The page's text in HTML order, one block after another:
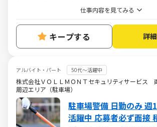
仕事内容を見てみる
キープする 詳
アルバイト・パート 50代～活躍中
株式会社ＶＯＬＬＭＯＮＴセキュリティサービス
周辺エリア（駐車場）
駐車場警備 日勤のみ 週
活躍中 応募者必ず面接